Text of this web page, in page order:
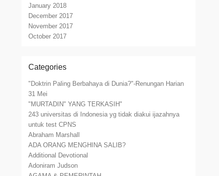
January 2018
December 2017
November 2017
October 2017
Categories
"Doktrin Paling Berbahaya di Dunia?"-Renungan Harian
31 Mei
"MURTADIN" YANG TERKASIH"
243 universitas di Indonesia yg tidak diakui ijazahnya
untuk test CPNS
Abraham Marshall
ADA ORANG MENGHINA SALIB?
Additional Devotional
Adoniram Judson